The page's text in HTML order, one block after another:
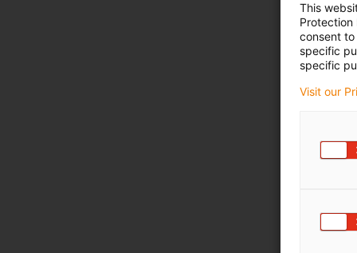
This
Protection
consent
specific
specific
Visit our